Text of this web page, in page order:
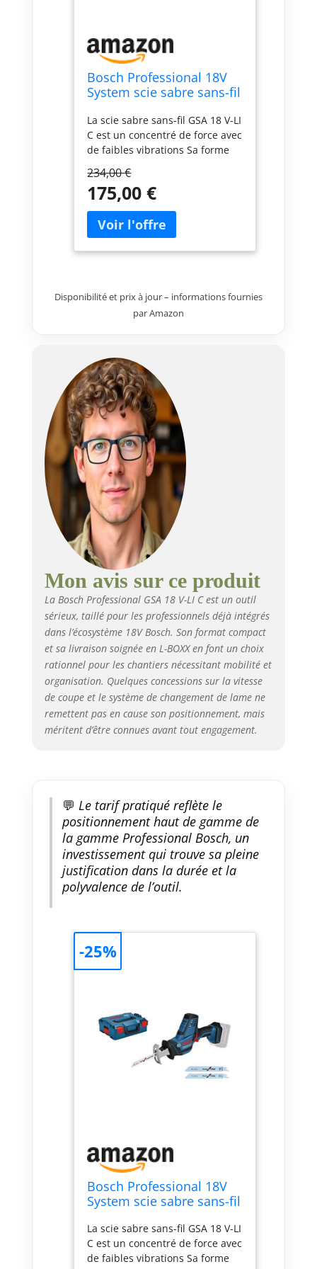
Bosch Professional 18V
System scie sabre sans-fil
Compact, avec 3 lames
de scie sabre, L-BOXX)
La scie sabre sans-fil GSA 18 V-LI
C est un concentré de force avec
de faibles vibrations Sa forme
polyvalent - même d’une seule
main ou en hauteur Très faibles
vibrations pour un travail
agréable avec la scie sabre
sans-fil AMPShare : Les batteries
et chargeurs sont entièrement
nombreux autres outils de
l’Alliance multi-marques
AF pour métal, 1 lame de scie
sabre S 922 EF pour métal, 1
lame de scie sabre S 922 HF
pour bois et métal, L-BOXX 136
234,00 €
175,00 €
Disponibilité et prix à jour – informations fournies
par Amazon
Mon avis sur ce produit
La Bosch Professional GSA 18 V-LI C est un outil
sérieux, taillé pour les professionnels déjà intégrés
dans l’écosystème 18V Bosch. Son format compact
et sa livraison soignée en L-BOXX en font un choix
rationnel pour les chantiers nécessitant mobilité et
organisation. Quelques concessions sur la vitesse
de coupe et le système de changement de lame ne
remettent pas en cause son positionnement, mais
méritent d’être connues avant tout engagement.
💬 Le tarif pratiqué reflète le
positionnement haut de gamme de
la gamme Professional Bosch, un
investissement qui trouve sa pleine
justification dans la durée et la
polyvalence de l’outil.
Bosch Professional 18V
System scie sabre sans-fil
Compact, avec 3 lames
de scie sabre, L-BOXX)
La scie sabre sans-fil GSA 18 V-LI
C est un concentré de force avec
de faibles vibrations Sa forme
-25%